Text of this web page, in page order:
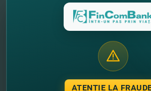
Lectorii pe care îi invităm:
economică şi turism UTA Gagauzia
, Şef Direcţie Cooperare
EU4Business – EBRD CREDIT LINE
ATENȚIE LA